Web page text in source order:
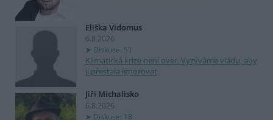
Eliška Vidomus
6.8.2026
Diskuse: 51
Klimatická krize není over. Vyzýváme vládu, aby
ji přestala ignorovat
Jiří Michalisko
6.8.2026
Diskuse: 18